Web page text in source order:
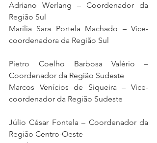
Adriano Werlang – Coordenador da
Região Sul
Marília Sara Portela Machado – Vice-
coordenadora da Região Sul
Pietro Coelho Barbosa Valério –
Coordenador da Região Sudeste
Marcos Venícios de Siqueira – Vice-
coordenador da Região Sudeste
Júlio César Fontela – Coordenador da
Região Centro-Oeste